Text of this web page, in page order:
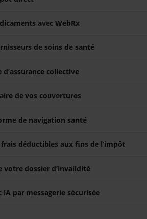
avec WebRx
de soins de santé
collective
de vos couvertures
de navigation santé
déductibles aux fins de l’impôt
votre dossier d’invalidité
par messagerie sécurisée